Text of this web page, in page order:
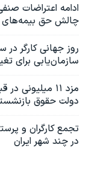
ادامه اعتراضات
چالش حق بیمه‌های
روز جهانی کارگر
سازمان‌یابی برای
دولت حقوق
تجمع کارگران و
در چند شهر ایران